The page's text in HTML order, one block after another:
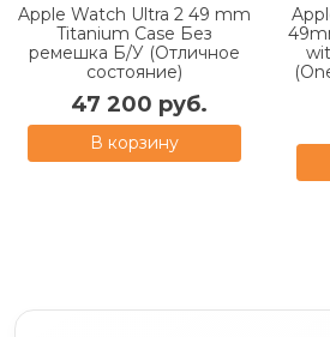
Apple Watch Ultra 2 49 mm
Titanium Case Без
ремешка Б/У (Отличное
состояние)
47 200 руб.
В корзину